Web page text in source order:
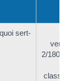
sert-
2/1800-2/